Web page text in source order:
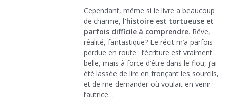
Cependant, même si le livre a beaucoup
de charme, l’histoire est tortueuse et
parfois difficile à comprendre. Rêve,
réalité, fantastique? Le récit m’a parfois
perdue en route : l’écriture est vraiment
belle, mais à force d’être dans le flou, j’ai
été lassée de lire en fronçant les sourcils,
et de me demander où voulait en venir
l’autrice…